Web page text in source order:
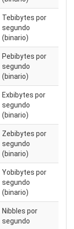
Tebibytes por
segundo
(binario)
Pebibytes por
segundo
(binario)
Exbibytes por
segundo
(binario)
Zebibytes por
segundo
(binario)
Yobibytes por
segundo
(binario)
Nibbles por
segundo